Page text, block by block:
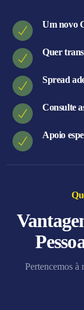
Um novo
Quer
Spread
Consulte
Apoio
Pertencemos